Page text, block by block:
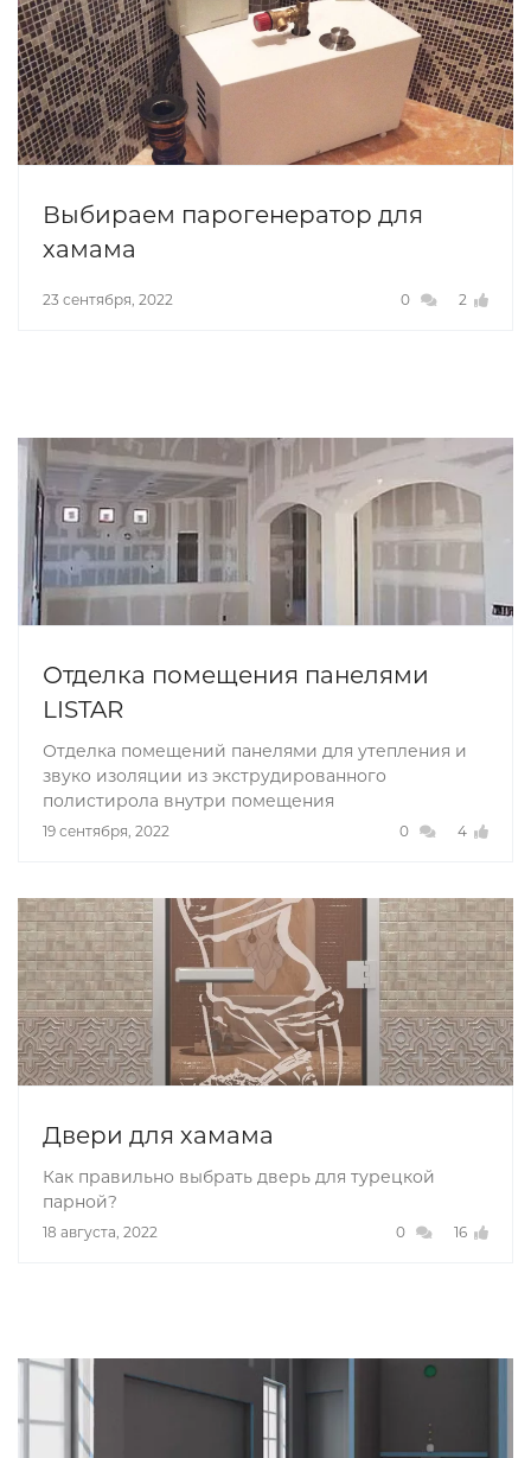
Выбираем парогенератор для
хамама
23 сентября, 2022 0 2
Отделка помещения панелями
LISTAR
Отделка помещений панелями для утепления и
звуко изоляции из экструдированного
полистирола внутри помещения
19 сентября, 2022 0 4
Двери для хамама
Как правильно выбрать дверь для турецкой
парной?
18 августа, 2022 0 16